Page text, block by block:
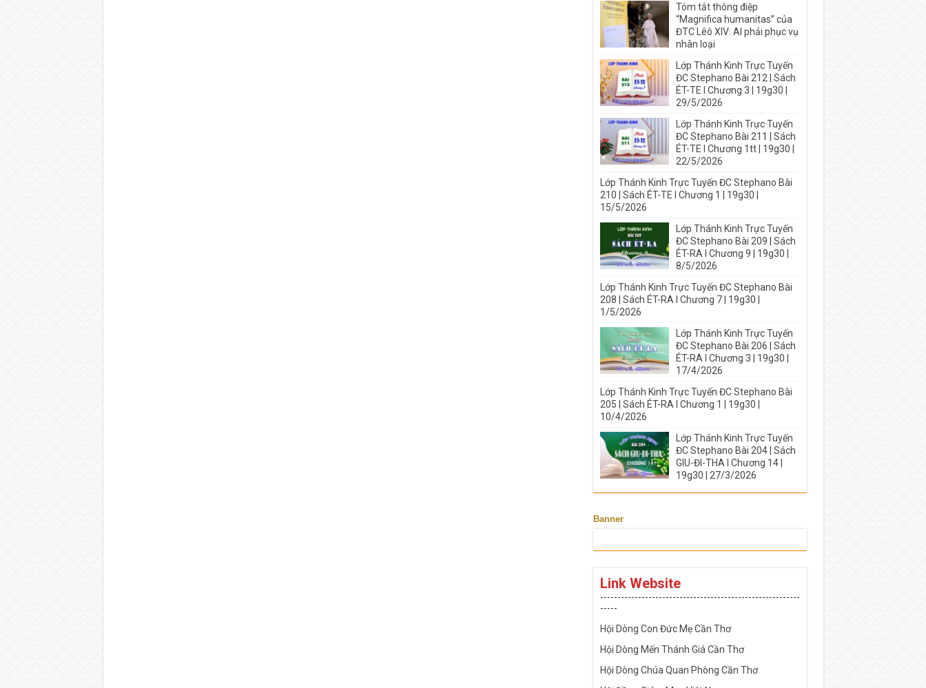
Tóm tắt thông điệp
“Magnifica humanitas” của
ĐTC Lêô XIV: AI phải phục vụ
nhân loại
Lớp Thánh Kinh Trực Tuyến
ĐC Stephano Bài 212 | Sách
ÉT-TE I Chương 3 | 19g30 |
29/5/2026
Lớp Thánh Kinh Trực Tuyến
ĐC Stephano Bài 211 | Sách
ÉT-TE I Chương 1tt | 19g30 |
22/5/2026
Lớp Thánh Kinh Trực Tuyến ĐC Stephano Bài
210 | Sách ÉT-TE I Chương 1 | 19g30 |
15/5/2026
Lớp Thánh Kinh Trực Tuyến
ĐC Stephano Bài 209 | Sách
ÉT-RA I Chương 9 | 19g30 |
8/5/2026
Lớp Thánh Kinh Trực Tuyến ĐC Stephano Bài
208 | Sách ÉT-RA I Chương 7 | 19g30 |
1/5/2026
Lớp Thánh Kinh Trực Tuyến
ĐC Stephano Bài 206 | Sách
ÉT-RA I Chương 3 | 19g30 |
17/4/2026
Lớp Thánh Kinh Trực Tuyến ĐC Stephano Bài
205 | Sách ÉT-RA I Chương 1 | 19g30 |
10/4/2026
Lớp Thánh Kinh Trực Tuyến
ĐC Stephano Bài 204 | Sách
GIU-ĐI-THA I Chương 14 |
19g30 | 27/3/2026
Banner
Link Website
----------------------------------------------------------
-----
Hội Dòng Con Đức Mẹ Cần Thơ
Hội Dòng Mến Thánh Giá Cần Thơ
Hội Dòng Chúa Quan Phòng Cần Thơ